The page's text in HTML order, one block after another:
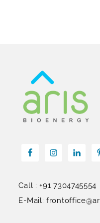
Call : +91 7304745554
E-Mail: